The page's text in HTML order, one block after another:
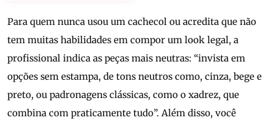
Para quem nunca usou um cachecol ou acredita que não
tem muitas habilidades em compor um look legal, a
profissional indica as peças mais neutras: “invista em
opções sem estampa, de tons neutros como, cinza, bege e
preto, ou padronagens clássicas, como o xadrez, que
combina com praticamente tudo”. Além disso, você